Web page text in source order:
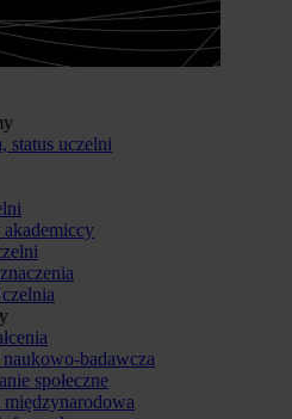
status uczelni
naukowo-badawcza
społeczne
międzynarodowa